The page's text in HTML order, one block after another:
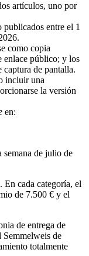
artículos, uno por
entre el 1
como copia
enlace público; y los
de pantalla.
incluir una
la versión
en:
semana de julio de
En cada categoría, el
de 7.500 € y el
de entrega de
Semmelweis de
totalmente